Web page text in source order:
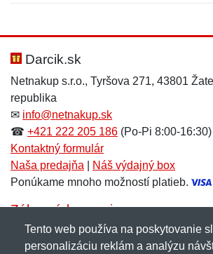
Hodnotenie:
Meno:*
E-mail:
Správa*
Meno:
E-mail:*
Správa*
Darcik.sk
Netnakup s.r.o., Tyršova 271, 43801
republika
✉ info@netnakup.sk
☎ +421 222 205 186 (Po-Pi 8:00-16:30)
Kontaktný formulár
Naša predajňa
Náš výdajný box
Ponúkame mnoho možností platieb.
Zákaznícky servis
Novinky emailom
Tento web používa na poskytovanie
personalizáciu reklám a analýzu